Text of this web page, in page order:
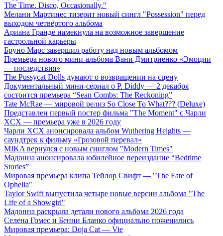
The Time. Disco, Occasionally."
Мелани Мартинес тизерит новый сингл "Possession" перед
выходом четвёртого альбома
Ариана Гранде намекнула на возможное завершение
гастрольной карьеры
Бруно Марс завершил работу над новым альбомом
Премьера нового мини-альбома Вани Дмитриенко «Эмоции
— последствия»
The Pussycat Dolls думают о возвращении на сцену
Документальный мини-сериал о P. Diddy — 2 декабря
состоится премьера “Sean Combs: The Reckoning”
Tate McRae — мировой релиз So Close To What??? (Deluxe)
Представлен первый постер фильма "The Moment" с Чарли
XCX — премьера уже в 2026 году
Чарли XCX анонсировала альбом Wuthering Heights —
саундтрек к фильму «Грозовой перевал»
MIKA вернулся с новым синглом "Modern Times"
Мадонна анонсировала юбилейное переиздание “Bedtime
Stories”
Мировая премьера клипа Тейлор Свифт — "The Fate of
Ophelia"
Taylor Swift выпустила четыре новые версии альбома "The
Life of a Showgirl"
Мадонна раскрыла детали нового альбома 2026 года
Селена Гомес и Бенни Бланко официально поженились
Мировая премьера: Doja Cat — Vie